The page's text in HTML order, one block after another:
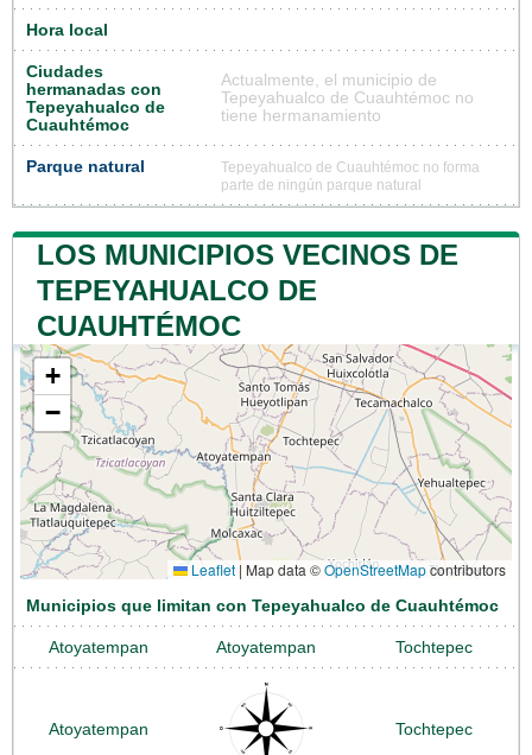
Hora local
Ciudades
hermanadas con
Tepeyahualco de
Cuauhtémoc
Actualmente, el municipio de
Tepeyahualco de Cuauhtémoc no
tiene hermanamiento
Parque natural
Tepeyahualco de Cuauhtémoc no forma
parte de ningún parque natural
LOS MUNICIPIOS VECINOS DE
TEPEYAHUALCO DE
CUAUHTÉMOC
+
−
Leaflet | Map data ©OpenStreetMapcontributors
Municipios que limitan con Tepeyahualco de Cuauhtémoc
Atoyatempan Atoyatempan Tochtepec
Atoyatempan Tochtepec